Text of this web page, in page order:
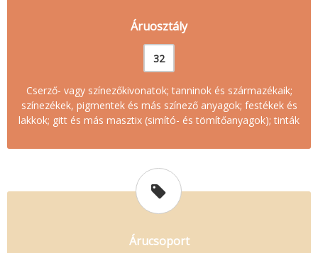
Áruosztály
32
Cserző- vagy színezőkivonatok; tanninok és származékaik;
színezékek, pigmentek és más színező anyagok; festékek és
lakkok; gitt és más masztix (simító- és tömítőanyagok); tinták
Árucsoport